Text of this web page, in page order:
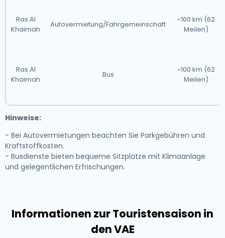
Ras Al
Khaimah
Autovermietung/Fahrgemeinschaft
~100 km (62
Meilen)
Ras Al
Khaimah
Bus
~100 km (62
Meilen)
Hinweise:
- Bei Autovermietungen beachten Sie Parkgebühren und
Kraftstoffkosten.
- Busdienste bieten bequeme Sitzplätze mit Klimaanlage
und gelegentlichen Erfrischungen.
Informationen zur Touristensaison in
den VAE